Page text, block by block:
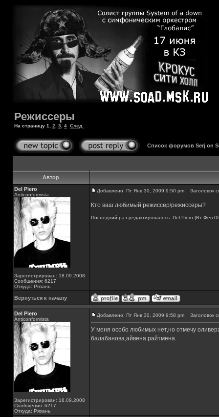
Режиссеры
На страницу 1 2 3 4 След.
Список форумов Serj on
Автор
Del Piero
Аnticonformista
Зарегистрирован: 18.09.2008
Сообщения: 6217
Откуда: Рязань
Добавлено: Пт Янв 30, 2009 9:50 pm Заголовок
Кто ваш любимый режиссер/режиссеры?
Последний раз редактировалось: Del Piero (Вт Фев
Вернуться к началу
Del Piero
Аnticonformista
Зарегистрирован: 18.09.2008
Сообщения: 6217
Откуда: Рязань
Добавлено: Пт Янв 30, 2009 9:58 pm Заголовок
У меня особо любимых нет,но отмечу
балабанова,айвена райтмена.